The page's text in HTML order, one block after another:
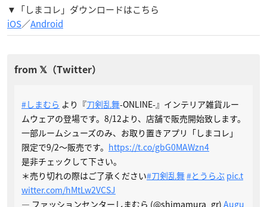
▼「しまコレ」ダウンロードはこちら
iOS／Android
#しまむら より『刀剣乱舞-ONLINE-』インテリア雑貨ルー
ムウェアの登場です。8/12より、店舗で販売開始致します。
一部ルームシューズのみ、お取り置きアプリ「しまコレ」
限定で9/2～販売です。 https://t.co/gbG0MAWzn4
是非チェックして下さい。
＊売り切れの際はご了承ください#刀剣乱舞#とうらぶ pic.t
witter.com/hMtLw2VCSJ
— ファッションセンターしまむら (@shimamura_gr) Augu